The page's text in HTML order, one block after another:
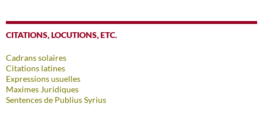
CITATIONS, LOCUTIONS, ETC.
Cadrans solaires
Citations latines
Expressions usuelles
Maximes Juridiques
Sentences de Publius Syrius